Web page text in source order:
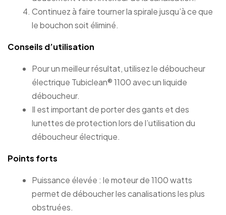
Continuez à faire tourner la spirale jusqu’à ce que
le bouchon soit éliminé.
Conseils d’utilisation
Pour un meilleur résultat, utilisez le déboucheur
électrique Tubiclean® 1100 avec un liquide
déboucheur.
Il est important de porter des gants et des
lunettes de protection lors de l’utilisation du
déboucheur électrique.
Points forts
Puissance élevée : le moteur de 1100 watts
permet de déboucher les canalisations les plus
obstruées.